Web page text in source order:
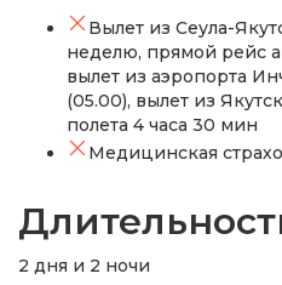
Вылет из Сеула-
неделю, прямой рейс
вылет из аэропорта
(05.00), вылет из
полета 4 часа 30 мин
Медицинская
2 дня и 2 ночи